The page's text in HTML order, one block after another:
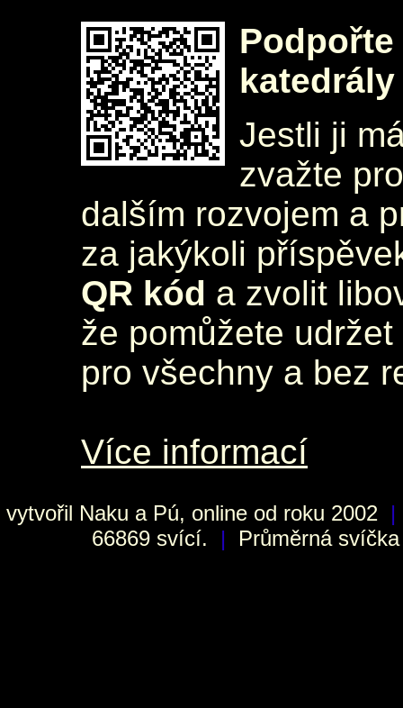
katedrály
Jestli ji
zvažte
dalším rozvojem a
za jakýkoli
QR kód a zvolit
že pomůžete
pro všechny a bez
Více informací
vytvořil Naku a Pú, online od roku 2002 |
66869 svící.
| Průměrná